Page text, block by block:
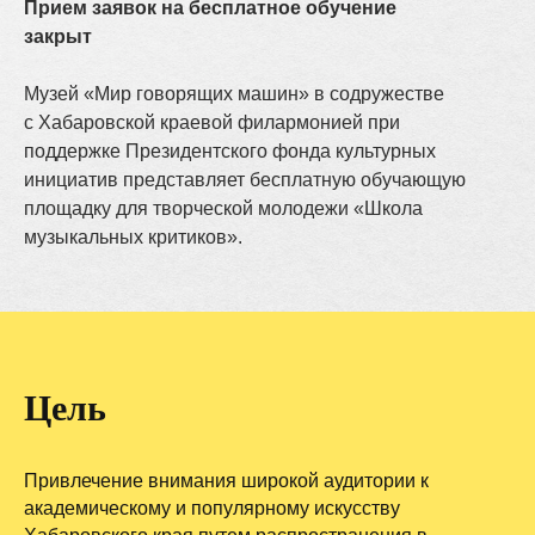
Прием заявок на бесплатное обучение
закрыт
Музей «Мир говорящих машин» в содружестве
с Хабаровской краевой филармонией при
поддержке Президентского фонда культурных
инициатив представляет бесплатную обучающую
площадку для творческой молодежи «Школа
музыкальных критиков».
Цель
Привлечение внимания широкой аудитории к
академическому и популярному искусству